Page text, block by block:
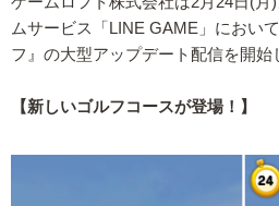
ムサービス「LINE GAME」におい
フ』の大型アップデート配信を開始
【新しいゴルフコースが登場！】